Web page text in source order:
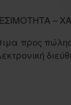
–
προς